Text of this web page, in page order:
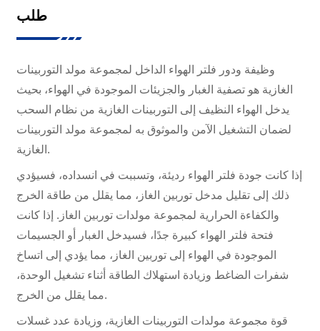
طلب
وظيفة ودور فلتر الهواء الداخل لمجموعة مولد التوربينات
الغازية هو تصفية الغبار والجزيئات الموجودة في الهواء، بحيث
يدخل الهواء النظيف إلى التوربينات الغازية من نظام السحب
لضمان التشغيل الآمن والموثوق به لمجموعة مولد التوربينات
الغازية.
إذا كانت جودة فلتر الهواء رديئة، وتسببت في انسداده، فسيؤدي
ذلك إلى تقليل مدخل توربين الغاز، مما يقلل من طاقة الخرج
والكفاءة الحرارية لمجموعة مولدات توربين الغاز. إذا كانت
فتحة فلتر الهواء كبيرة جدًا، فسيدخل الغبار أو الجسيمات
الموجودة في الهواء إلى توربين الغاز، مما يؤدي إلى اتساخ
شفرات الضاغط وزيادة استهلاك الطاقة أثناء تشغيل الوحدة،
مما يقلل من الخرج.
قوة مجموعة مولدات التوربينات الغازية، وزيادة عدد غسلات